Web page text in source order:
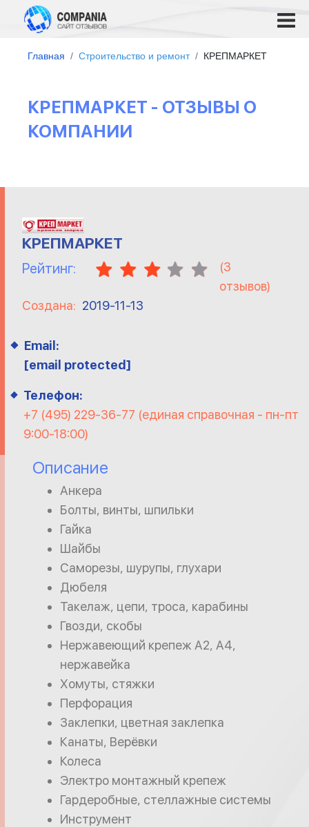
Главная Строительство и ремонт КРЕПМАРКЕТ
КРЕПМАРКЕТ - ОТЗЫВЫ О
КОМПАНИИ
КРЕПМАРКЕТ
Рейтинг: (3
отзывов)
Создана: 2019-11-13
Email:
[email protected]
Телефон:
+7 (495) 229-36-77 (единая справочная - пн-пт
9:00-18:00)
Описание
Анкера
Болты, винты, шпильки
Гайка
Шайбы
Саморезы, шурупы, глухари
Дюбеля
Такелаж, цепи, троса, карабины
Гвозди, скобы
Нержавеющий крепеж А2, А4,
нержавейка
Хомуты, стяжки
Перфорация
Заклепки, цветная заклепка
Канаты, Верёвки
Колеса
Электро монтажный крепеж
Гардеробные, стеллажные системы
Инструмент